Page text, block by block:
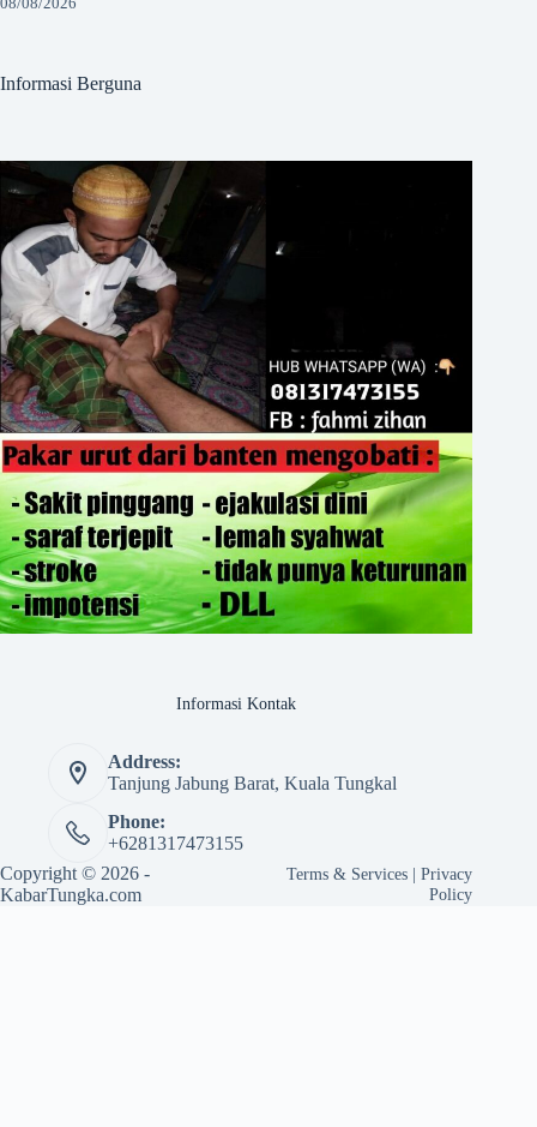
Informasi Berguna
Informasi Kontak
Address:
Tanjung Jabung Barat, Kuala Tungkal
Phone:
+6281317473155
Copyright © 2026 -
KabarTungka.com
Terms & Services |Privacy
Policy